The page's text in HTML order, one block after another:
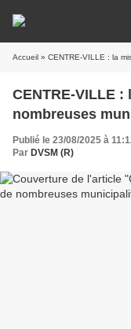
Accueil » CENTRE-VILLE : la
CENTRE-VILLE
nombreuses
Publié le 23/08/2025 à
Par DVSM (R)